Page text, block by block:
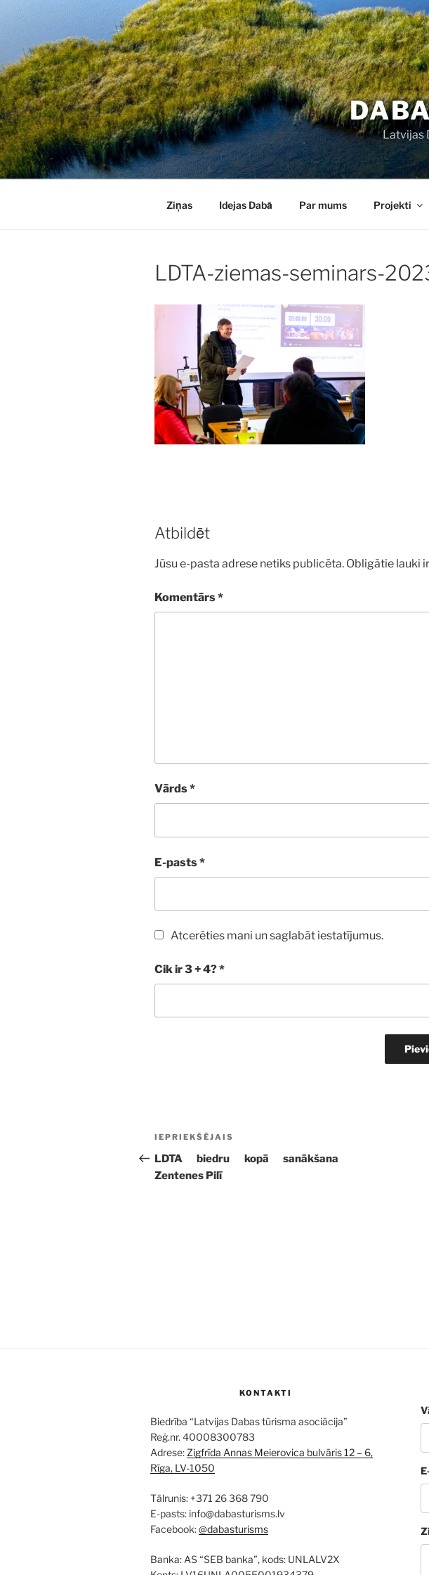
Doties
Latvijas
Ziņas Idejas Dabā Par mums Projekti
LDTA-ziemas-seminars-
Atbildēt
Jūsu e-pasta adrese netiks publicēta. Obligātie lauki
Komentārs*
Vārds*
E-pasts*
Atcerēties mani un saglabāt iestatījumus.
Cik ir 3 + 4?*
Ziņu
izvēlne
Iepriekšējā
ziņa:
IEPRIEKŠĒJAIS
LDTA biedru kopā sanākšana
Zentenes Pilī
KONTAKTI
Biedrība “Latvijas Dabas tūrisma asociācija”
Reģ.nr. 40008300783
Adrese: Zigfrīda Annas Meierovica bulvāris 12 – 6,
Rīga, LV-1050
Tālrunis: +371 26 368 790
E-pasts: info@dabasturisms.lv
Facebook:@dabasturisms
Banka: AS “SEB banka”, kods: UNLALV2X